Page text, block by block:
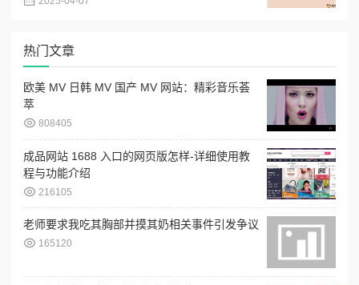
热门文章
欧美 MV 日韩 MV 国产 MV 网站：精彩音乐荟
萃
808405
成品网站 1688 入口的网页版怎样-详细使用教
程与功能介绍
216105
老师要求我吃其胸部并摸其奶相关事件引发争议
165120